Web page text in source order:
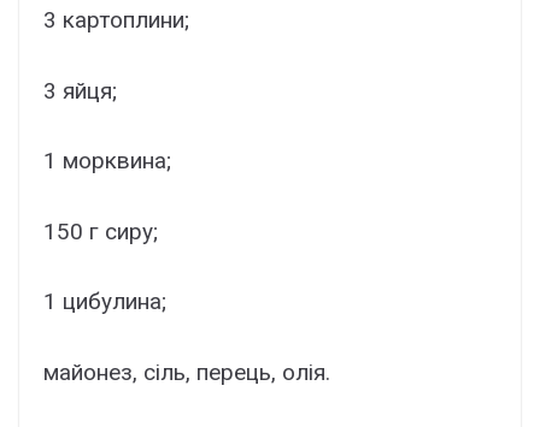
3 картоплини;
3 яйця;
1 морквина;
150 г сиру;
1 цибулина;
майонез, сіль, перець, олія.